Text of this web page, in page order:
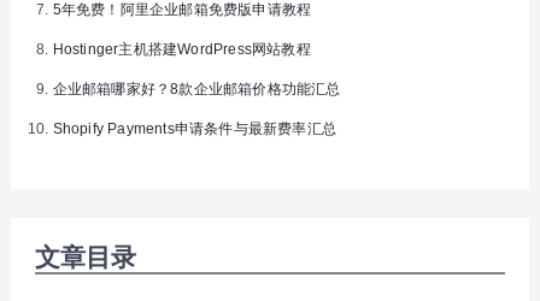
5年免费！阿里企业邮箱免费版申请教程
Hostinger主机搭建WordPress网站教程
企业邮箱哪家好？8款企业邮箱价格功能汇总
Shopify Payments申请条件与最新费率汇总
文章目录